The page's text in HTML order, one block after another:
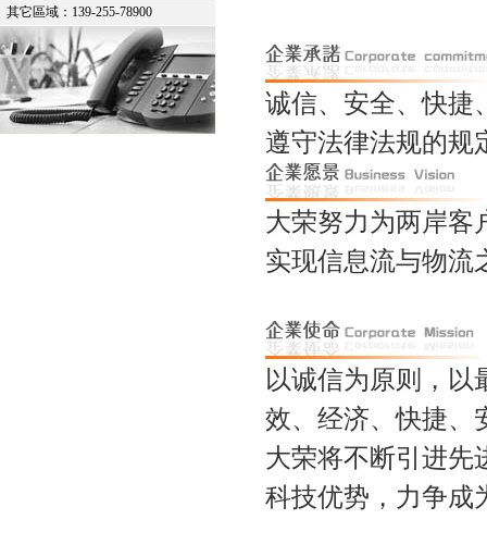
其它區域：139-255-78900
诚信、安全、快捷
遵守法律法规的规
大荣努力为两岸客
实现信息流与物流
以诚信为原则，以
效、经济、快捷、
大荣将不断引进先
科技优势，力争成